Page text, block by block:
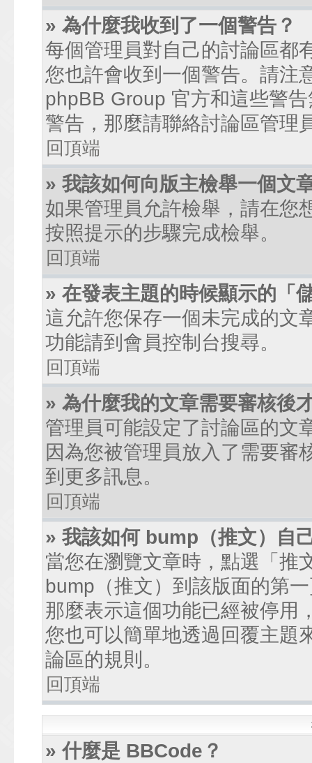
» 為什麼我收到了一個警告？
每個管理員對自己的討論區都
您也許會收到一個警告。請注
phpBB Group 官方和這些警
警告，那麼請聯絡討論區管理
回頂端
» 我該如何向版主檢舉一個文
如果管理員允許檢舉，請在您
按照提示的步驟完成檢舉。
回頂端
» 在發表主題的時候顯示的「
這允許您保存一個未完成的文
功能請到會員控制台搜尋。
回頂端
» 為什麼我的文章需要審核後
管理員可能設定了討論區的文
因為您被管理員放入了需要審
到更多訊息。
回頂端
» 我該如何 bump（推文）自
當您在瀏覽文章時，點選「推
bump（推文）到該版面的第
那麼表示這個功能已經被停用
您也可以簡單地透過回覆主題
論區的規則。
回頂端
» 什麼是 BBCode？